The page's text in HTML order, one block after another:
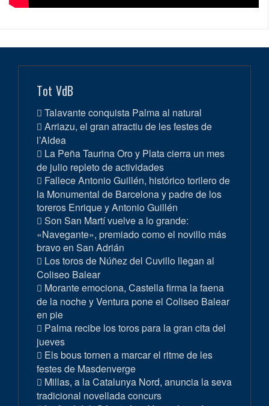
Tot VdB
Talavante conquista Palma al natural
Arriazu, el gran atractiu de les festes de
l’Aldea
La Peña Taurina Oro y Plata cierra un mes
de julio repleto de actividades
Fallece Antonio Guillén, histórico torilero de
la Monumental de Barcelona y padre de los
toreros Enrique y Antonio Guillén
Son San Martí vuelve a lo grande:
«Navegante», premiado como el novillo más
bravo en San Adrián
Los toros de Núñez del Cuvillo llegan al
Coliseo Balear
Morante emociona, Castella firma la faena
de la noche y Ventura pone el Coliseo Balear
en pie
Palma recibe los toros para la gran cita del
jueves
Els bous tornen a marcar el ritme de les
festes de Masdenverge
Millas, a la Catalunya Nord, anuncia la seva
tradicional novellada concurs